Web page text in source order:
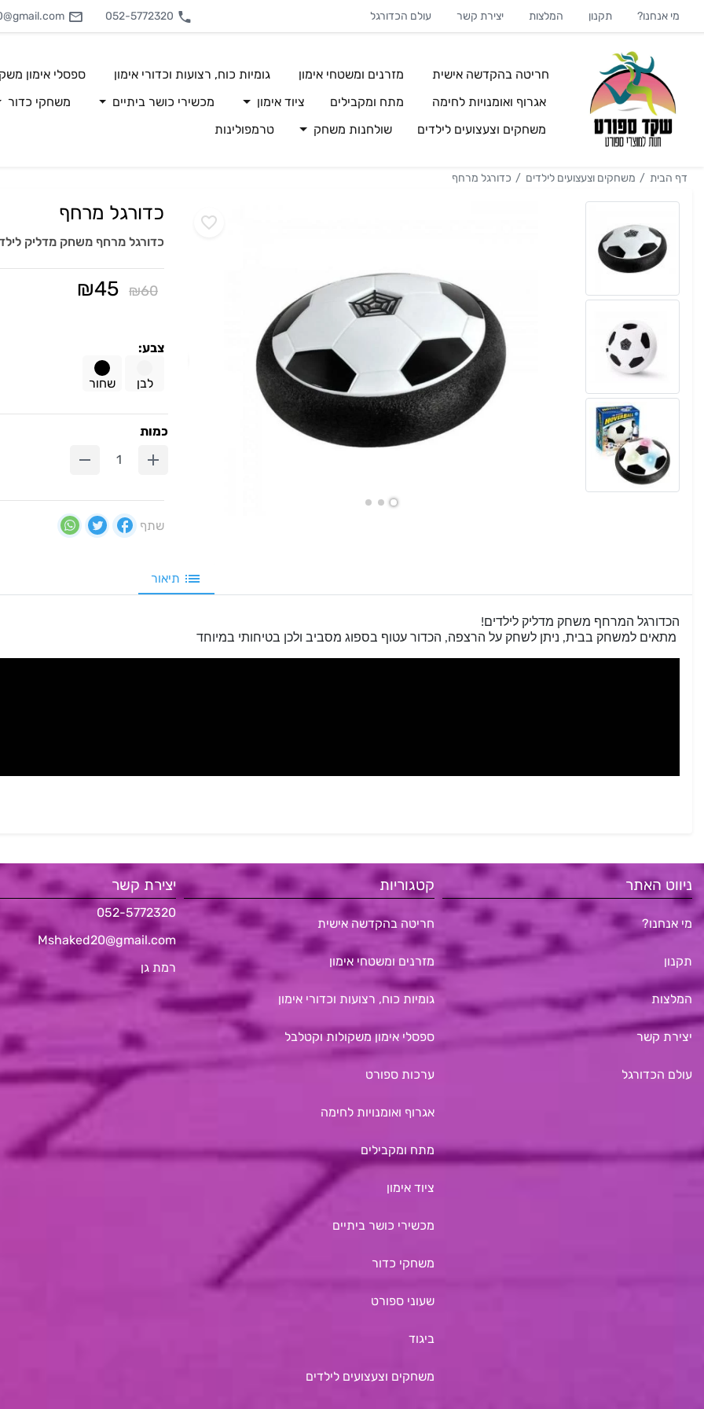
מי אנחנו? תקנון המלצות יצירת קשר עולם הכדורגל 052-5772320
חריטה בהקדשה אישית מזרנים ומשטחי אימון גומיות כוח, רצועות וכדורי אימון ספסלי אימון
אגרוף ואומנויות לחימה
מתח ומקבילים ציוד אימון מכשירי כושר ביתיים משחקי כדור
משחקים וצעצועים לילדים
שולחנות משחק טרמפולינות
דף הבית משחקים וצעצועים לילדים כדורגל מרחף
כדורגל מרחף
כדורגל מרחף משחק מדליק
₪60
₪45
צבע:
לבן שחור
כמות
שתף
תיאור
הכדורגל המרחף משחק מדליק לילדים!
מתאים למשחק בבית, ניתן לשחק על הרצפה, הכדור עטוף בספוג מסביב ולכן בטיחותי במיוחד
ניווט האתר
מי אנחנו?
תקנון
המלצות
יצירת קשר
עולם הכדורגל
קטגוריות
חריטה בהקדשה אישית
מזרנים ומשטחי אימון
גומיות כוח, רצועות וכדורי אימון
ספסלי אימון משקולות וקטלבל
ערכות ספורט
אגרוף ואומנויות לחימה
מתח ומקבילים
ציוד אימון
מכשירי כושר ביתיים
משחקי כדור
שעוני ספורט
ביגוד
משחקים וצעצועים לילדים
יצירת קשר
052-5772320
Mshaked20@gmail.com
רמת גן